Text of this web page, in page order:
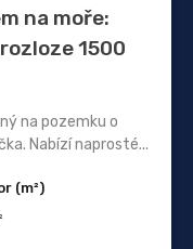
na moře:
1500
na pozemku o
Nabízí naprosté...
(m²)